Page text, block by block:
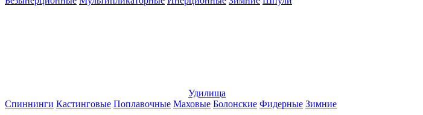
Удилища
Спиннинги Кастинговые Поплавочные Маховые Болонские Фидерные Зимние